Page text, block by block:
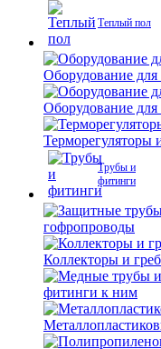
Теплый пол
Оборудование
Оборудование для
Терморегуляторы
Трубы и
фитинги
гофропроводы
Коллекторы и
фитинги к ним